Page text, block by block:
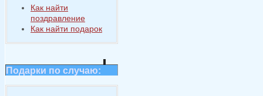
Как найти
поздравление
Как найти подарок
Подарки по случаю: